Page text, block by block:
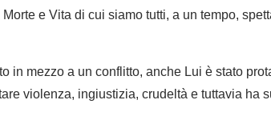
e Vita di cui siamo tutti, a un tempo,
in mezzo a un conflitto, anche Lui è stato
violenza, ingiustizia, crudeltà e tuttavia ha